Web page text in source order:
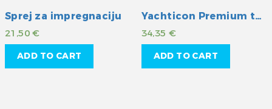
Sprej za impregnaciju
21,50€
ADD TO CART
Yachticon Premium tvrdi vosak s teflonom
34,35€
ADD TO CART